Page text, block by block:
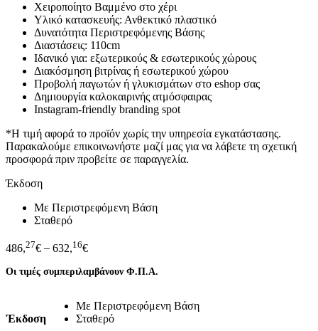
Χειροποίητο Βαμμένο στο χέρι
Υλικό κατασκευής: Ανθεκτικό πλαστικό
Δυνατότητα Περιστρεφόμενης Βάσης
Διαστάσεις: 110cm
Ιδανικό για: εξωτερικούς & εσωτερικούς χώρους
Διακόσμηση βιτρίνας ή εσωτερικού χώρου
Προβολή παγωτών ή γλυκισμάτων στο eshop σας
Δημιουργία καλοκαιρινής ατμόσφαιρας
Instagram-friendly branding spot
*Η τιμή αφορά το προϊόν χωρίς την υπηρεσία εγκατάστασης.
Παρακαλούμε επικοινωνήστε μαζί μας για να λάβετε τη σχετική
προσφορά πριν προβείτε σε παραγγελία.
Έκδοση
Με Περιστρεφόμενη Βάση
Σταθερό
486,27€ – 632,16€
Οι τιμές συμπεριλαμβάνουν Φ.Π.Α.
Έκδοση
Με Περιστρεφόμενη Βάση
Σταθερό